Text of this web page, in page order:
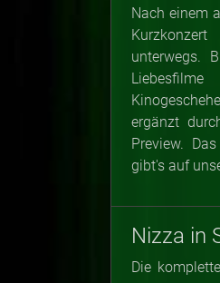
Nach einem
unterwegs.
ergänzt
Preview.
gibt's auf
Nizza in
Die